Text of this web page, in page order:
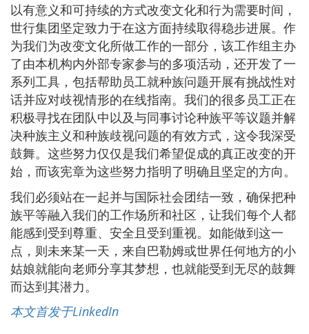
以有意义和可持续的方式改变文化和行为需要时间，
世行集团坚定致力于在这方面持续取得稳步进展。作
为我们为改变文化所做工作的一部分，该工作组主办
了由本机构内外部专家参与的多项活动，还开发了一
系列工具，包括帮助员工就种族问题开展有挑战性对
话并应对歧视情形的在线指南。我们的很多员工正在
积极寻找在团队中以及与同事讨论种族平等议题并解
决种族主义和种族歧视问题的有效方式，这令我深受
鼓舞。这些努力仅仅是我们希望促成的真正改变的开
始，而该宪章为这些努力指明了明确且坚定的方向。
我们必须站在一起并与国际社会团结一致，确保把种
族平等融入我们的工作场所和社区，让我们每个人都
能感到受到尊重、安全且受到重视。如能做到这一
点，则未来某一天，来自巴勒姆或世界任何地方的小
姑娘就能向老师分享其梦想，也就能受到无尽的鼓舞
而达到其潜力。
本文首发于LinkedIn